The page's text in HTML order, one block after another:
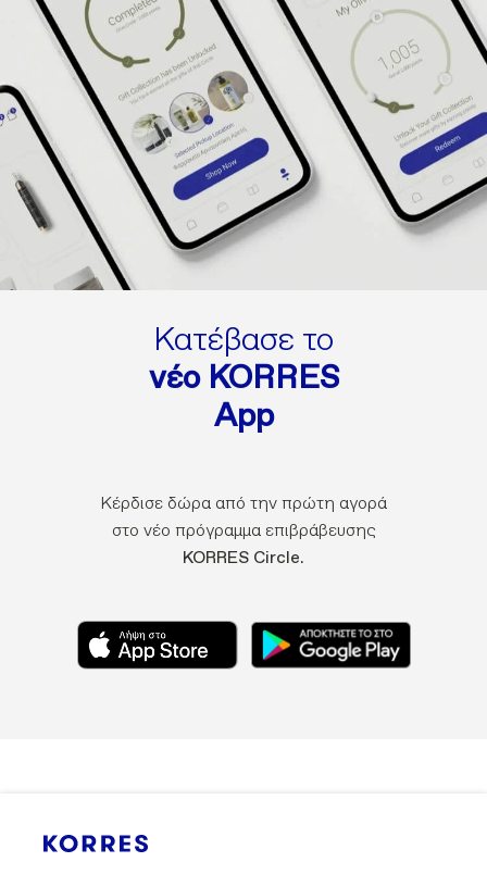
Κατέβασε το
νέο KORRES
App
Κέρδισε δώρα από την πρώτη αγορά
στο νέο πρόγραμμα επιβράβευσης
KORRES Circle.